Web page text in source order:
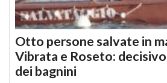
Otto persone salvate in
Vibrata e Roseto:
dei bagnini